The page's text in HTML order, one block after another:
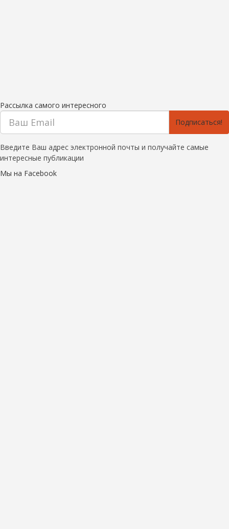
Рассылка самого интересного
Подписаться!
Введите Ваш адрес электронной почты и получайте самые
интересные публикации
Мы на Facebook